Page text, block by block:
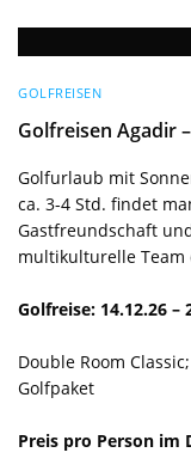
GOLFREISEN
Golfreisen Agadir
Golfurlaub mit
ca. 3-4 Std. findet
Gastfreundschaft
multikulturelle Team
Golfreise: 14.12.26 –
Double Room
Golfpaket
Preis pro Person im